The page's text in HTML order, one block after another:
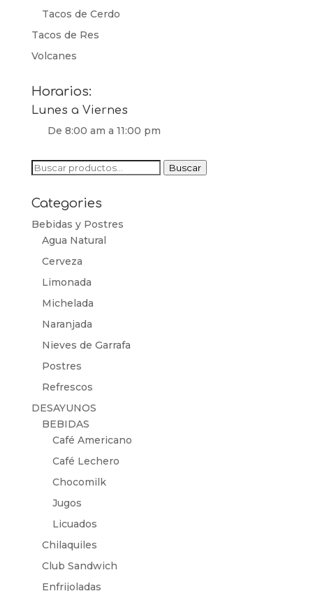
Tacos de Cerdo
Tacos de Res
Volcanes
Horarios:
Lunes a Viernes
De 8:00 am a 11:00 pm
Buscar
Buscar
Categories
Bebidas y Postres
Agua Natural
Cerveza
Limonada
Michelada
Naranjada
Nieves de Garrafa
Postres
Refrescos
DESAYUNOS
BEBIDAS
Café Americano
Café Lechero
Chocomilk
Jugos
Licuados
Chilaquiles
Club Sandwich
Enfrijoladas